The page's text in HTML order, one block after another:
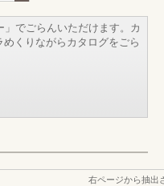
でごらんいただけます。カ
くりながらカタログをごら
右ページから抽出